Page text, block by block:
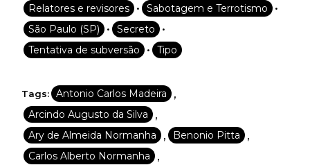
Relatores e revisores • Sabotagem e Terrotismo •
São Paulo (SP) • Secreto •
Tentativa de subversão • Tipo
Tags: Antonio Carlos Madeira ,
Arcindo Augusto da Silva ,
Ary de Almeida Normanha , Benonio Pitta ,
Carlos Alberto Normanha ,